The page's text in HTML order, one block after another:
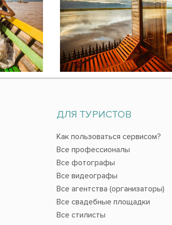
ДЛЯ ТУРИСТОВ
Как пользоваться сервисом?
Все профессионалы
Все фотографы
Все видеографы
Все агентства (организаторы)
Все свадебные площадки
Все стилисты